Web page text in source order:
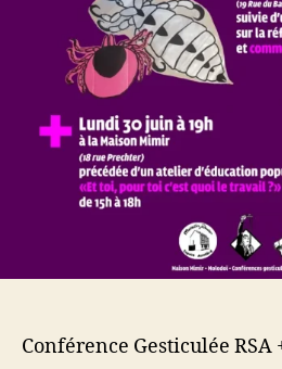
Conférence Gesticulée RSA